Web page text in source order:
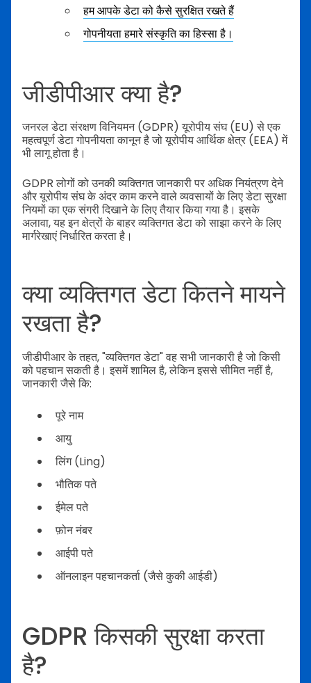
हम आपके डेटा को कैसे सुरक्षित रखते हैं
गोपनीयता हमारे संस्कृति का हिस्सा है।
जीडीपीआर क्या है?
जनरल डेटा संरक्षण विनियमन (GDPR) यूरोपीय संघ (EU) से एक
महत्वपूर्ण डेटा गोपनीयता कानून है जो यूरोपीय आर्थिक क्षेत्र (EEA) में
भी लागू होता है।
GDPR लोगों को उनकी व्यक्तिगत जानकारी पर अधिक नियंत्रण देने
और यूरोपीय संघ के अंदर काम करने वाले व्यवसायों के लिए डेटा सुरक्षा
नियमों का एक संगरी दिखाने के लिए तैयार किया गया है। इसके
अलावा, यह इन क्षेत्रों के बाहर व्यक्तिगत डेटा को साझा करने के लिए
मार्गरेखाएं निर्धारित करता है।
क्या व्यक्तिगत डेटा कितने मायने
रखता है?
जीडीपीआर के तहत, "व्यक्तिगत डेटा" वह सभी जानकारी है जो किसी
को पहचान सकती है। इसमें शामिल है, लेकिन इससे सीमित नहीं है,
जानकारी जैसे कि:
पूरे नाम
आयु
लिंग (Ling)
भौतिक पते
ईमेल पते
फ़ोन नंबर
आईपी पते
ऑनलाइन पहचानकर्ता (जैसे कुकी आईडी)
GDPR किसकी सुरक्षा करता
है?